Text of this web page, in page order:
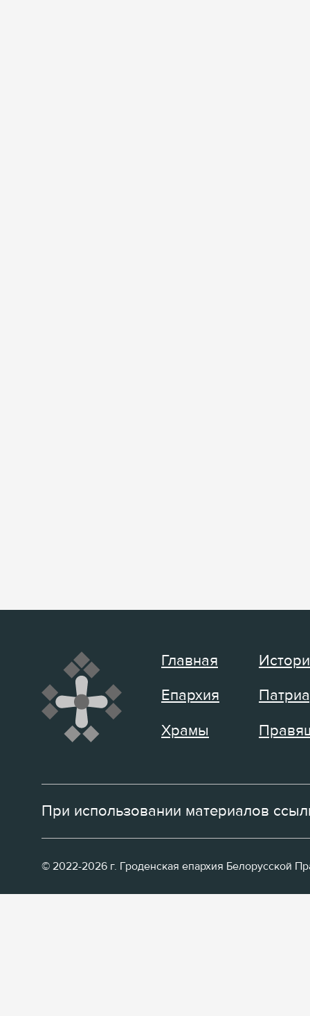
Главная
Епархия
Храмы
При использовании материалов
© 2022-2026 г. Гроденская епархия Белорусской